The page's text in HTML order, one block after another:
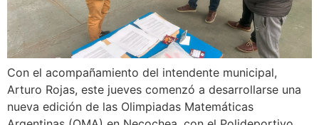
Con el acompañamiento del intendente municipal,
Arturo Rojas, este jueves comenzó a desarrollarse una
nueva edición de las Olimpiadas Matemáticas